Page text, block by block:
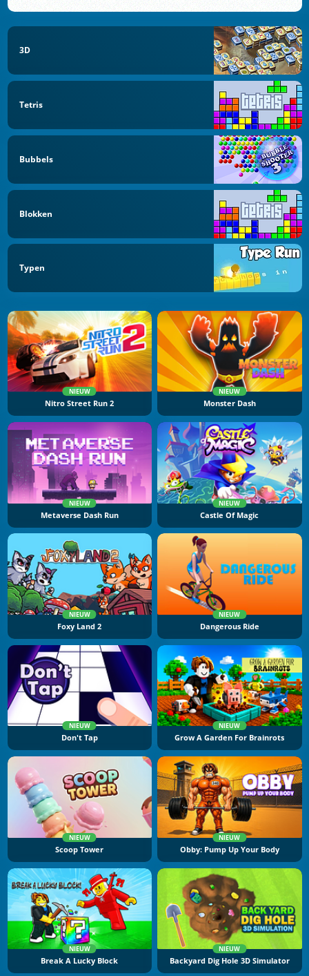
3D
Tetris
Bubbels
Blokken
Typen
NIEUW
Nitro Street Run 2
NIEUW
Monster Dash
NIEUW
Metaverse Dash Run
NIEUW
Castle Of Magic
NIEUW
Foxy Land 2
NIEUW
Dangerous Ride
NIEUW
Don't Tap
NIEUW
Grow A Garden For Brainrots
NIEUW
Scoop Tower
NIEUW
Obby: Pump Up Your Body
NIEUW
Break A Lucky Block
NIEUW
Backyard Dig Hole 3D Simulator